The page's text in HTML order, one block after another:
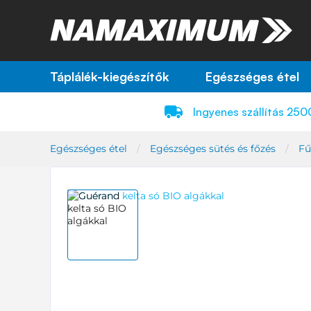
Táplálék-kiegészítők Egészséges étel
Ingyenes szállítás
Egészséges étel Egészséges sütés és főzés